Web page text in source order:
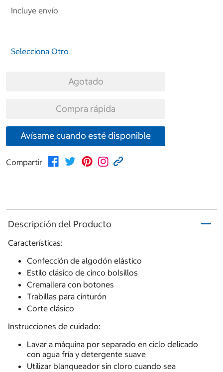
Incluye envío
Selecciona Otro
Agotado
Compra rápida
Avísame cuando esté disponible
Compartir
Descripción del Producto
Características:
Confección de algodón elástico
Estilo clásico de cinco bolsillos
Cremallera con botones
Trabillas para cinturón
Corte clásico
Instrucciones de cuidado:
Lavar a máquina por separado en ciclo delicado
con agua fría y detergente suave
Utilizar blanqueador sin cloro cuando sea